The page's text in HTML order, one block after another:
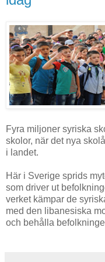
Fyra miljoner syriska
skolor, när det nya
i landet.
Här i Sverige sprids
som driver ut
verket kämpar de
med den libanesiska
och behålla